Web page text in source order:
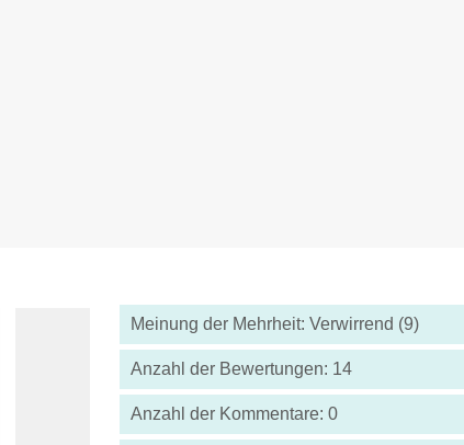
Meinung der Mehrheit: Verwirrend (9)
Anzahl der Bewertungen: 14
Anzahl der Kommentare: 0